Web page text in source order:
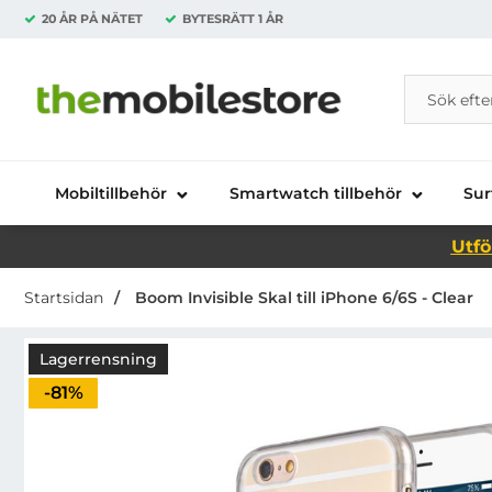
20 ÅR PÅ NÄTET BYTESRÄTT 1 ÅR
Startsidan för Danira Telecom AB
Sök
Sök på
Mobiltillbehör Smartwatch tillbehör
Startsidan Boom Invisible Skal till iPhone 6/6S - Clear
Lagerrensning
Priset är nedsatt med
-81%